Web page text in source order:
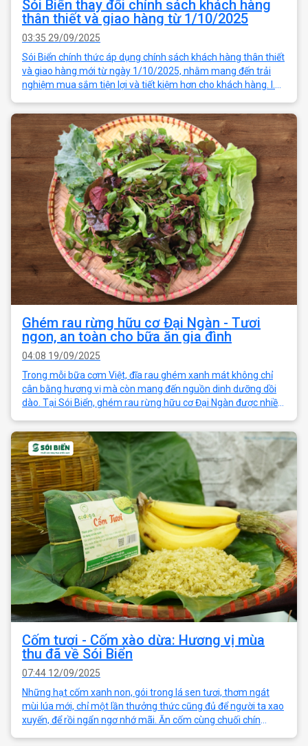
Sói Biển thay đổi chính sách khách hàng
thân thiết và giao hàng từ 1/10/2025
03:35 29/09/2025
Sói Biển chính thức áp dụng chính sách khách hàng thân thiết
và giao hàng mới từ ngày 1/10/2025, nhằm mang đến trải
nghiệm mua sắm tiện lợi và tiết kiệm hơn cho khách hàng. I.
Ghém rau rừng hữu cơ Đại Ngàn - Tươi
ngon, an toàn cho bữa ăn gia đình
04:08 19/09/2025
Trong mỗi bữa cơm Việt, đĩa rau ghém xanh mát không chỉ
cân bằng hương vị mà còn mang đến nguồn dinh dưỡng dồi
dào. Tại Sói Biển, ghém rau rừng hữu cơ Đại Ngàn được nhiều
Cốm tươi - Cốm xào dừa: Hương vị mùa
thu đã về Sói Biển
07:44 12/09/2025
Những hạt cốm xanh non, gói trong lá sen tươi, thơm ngát
mùi lúa mới, chỉ một lần thưởng thức cũng đủ để người ta xao
xuyến, để rồi ngẩn ngơ nhớ mãi. Ăn cốm cùng chuối chín